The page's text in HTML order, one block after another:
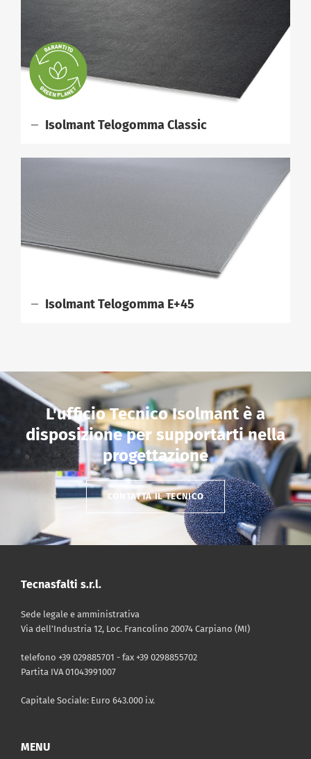
Isolmant Telogomma Classic
Isolmant Telogomma E+45
L'ufficio Tecnico Isolmant è a
disposizione per supportarti nella
progettazione
CONTATTA IL TECNICO
Tecnasfalti s.r.l.
Sede legale e amministrativa
Via dell’Industria 12, Loc. Francolino 20074 Carpiano (MI)
telefono +39 029885701 - fax +39 0298855702
Partita IVA 01043991007
Capitale Sociale: Euro 643.000 i.v.
MENU